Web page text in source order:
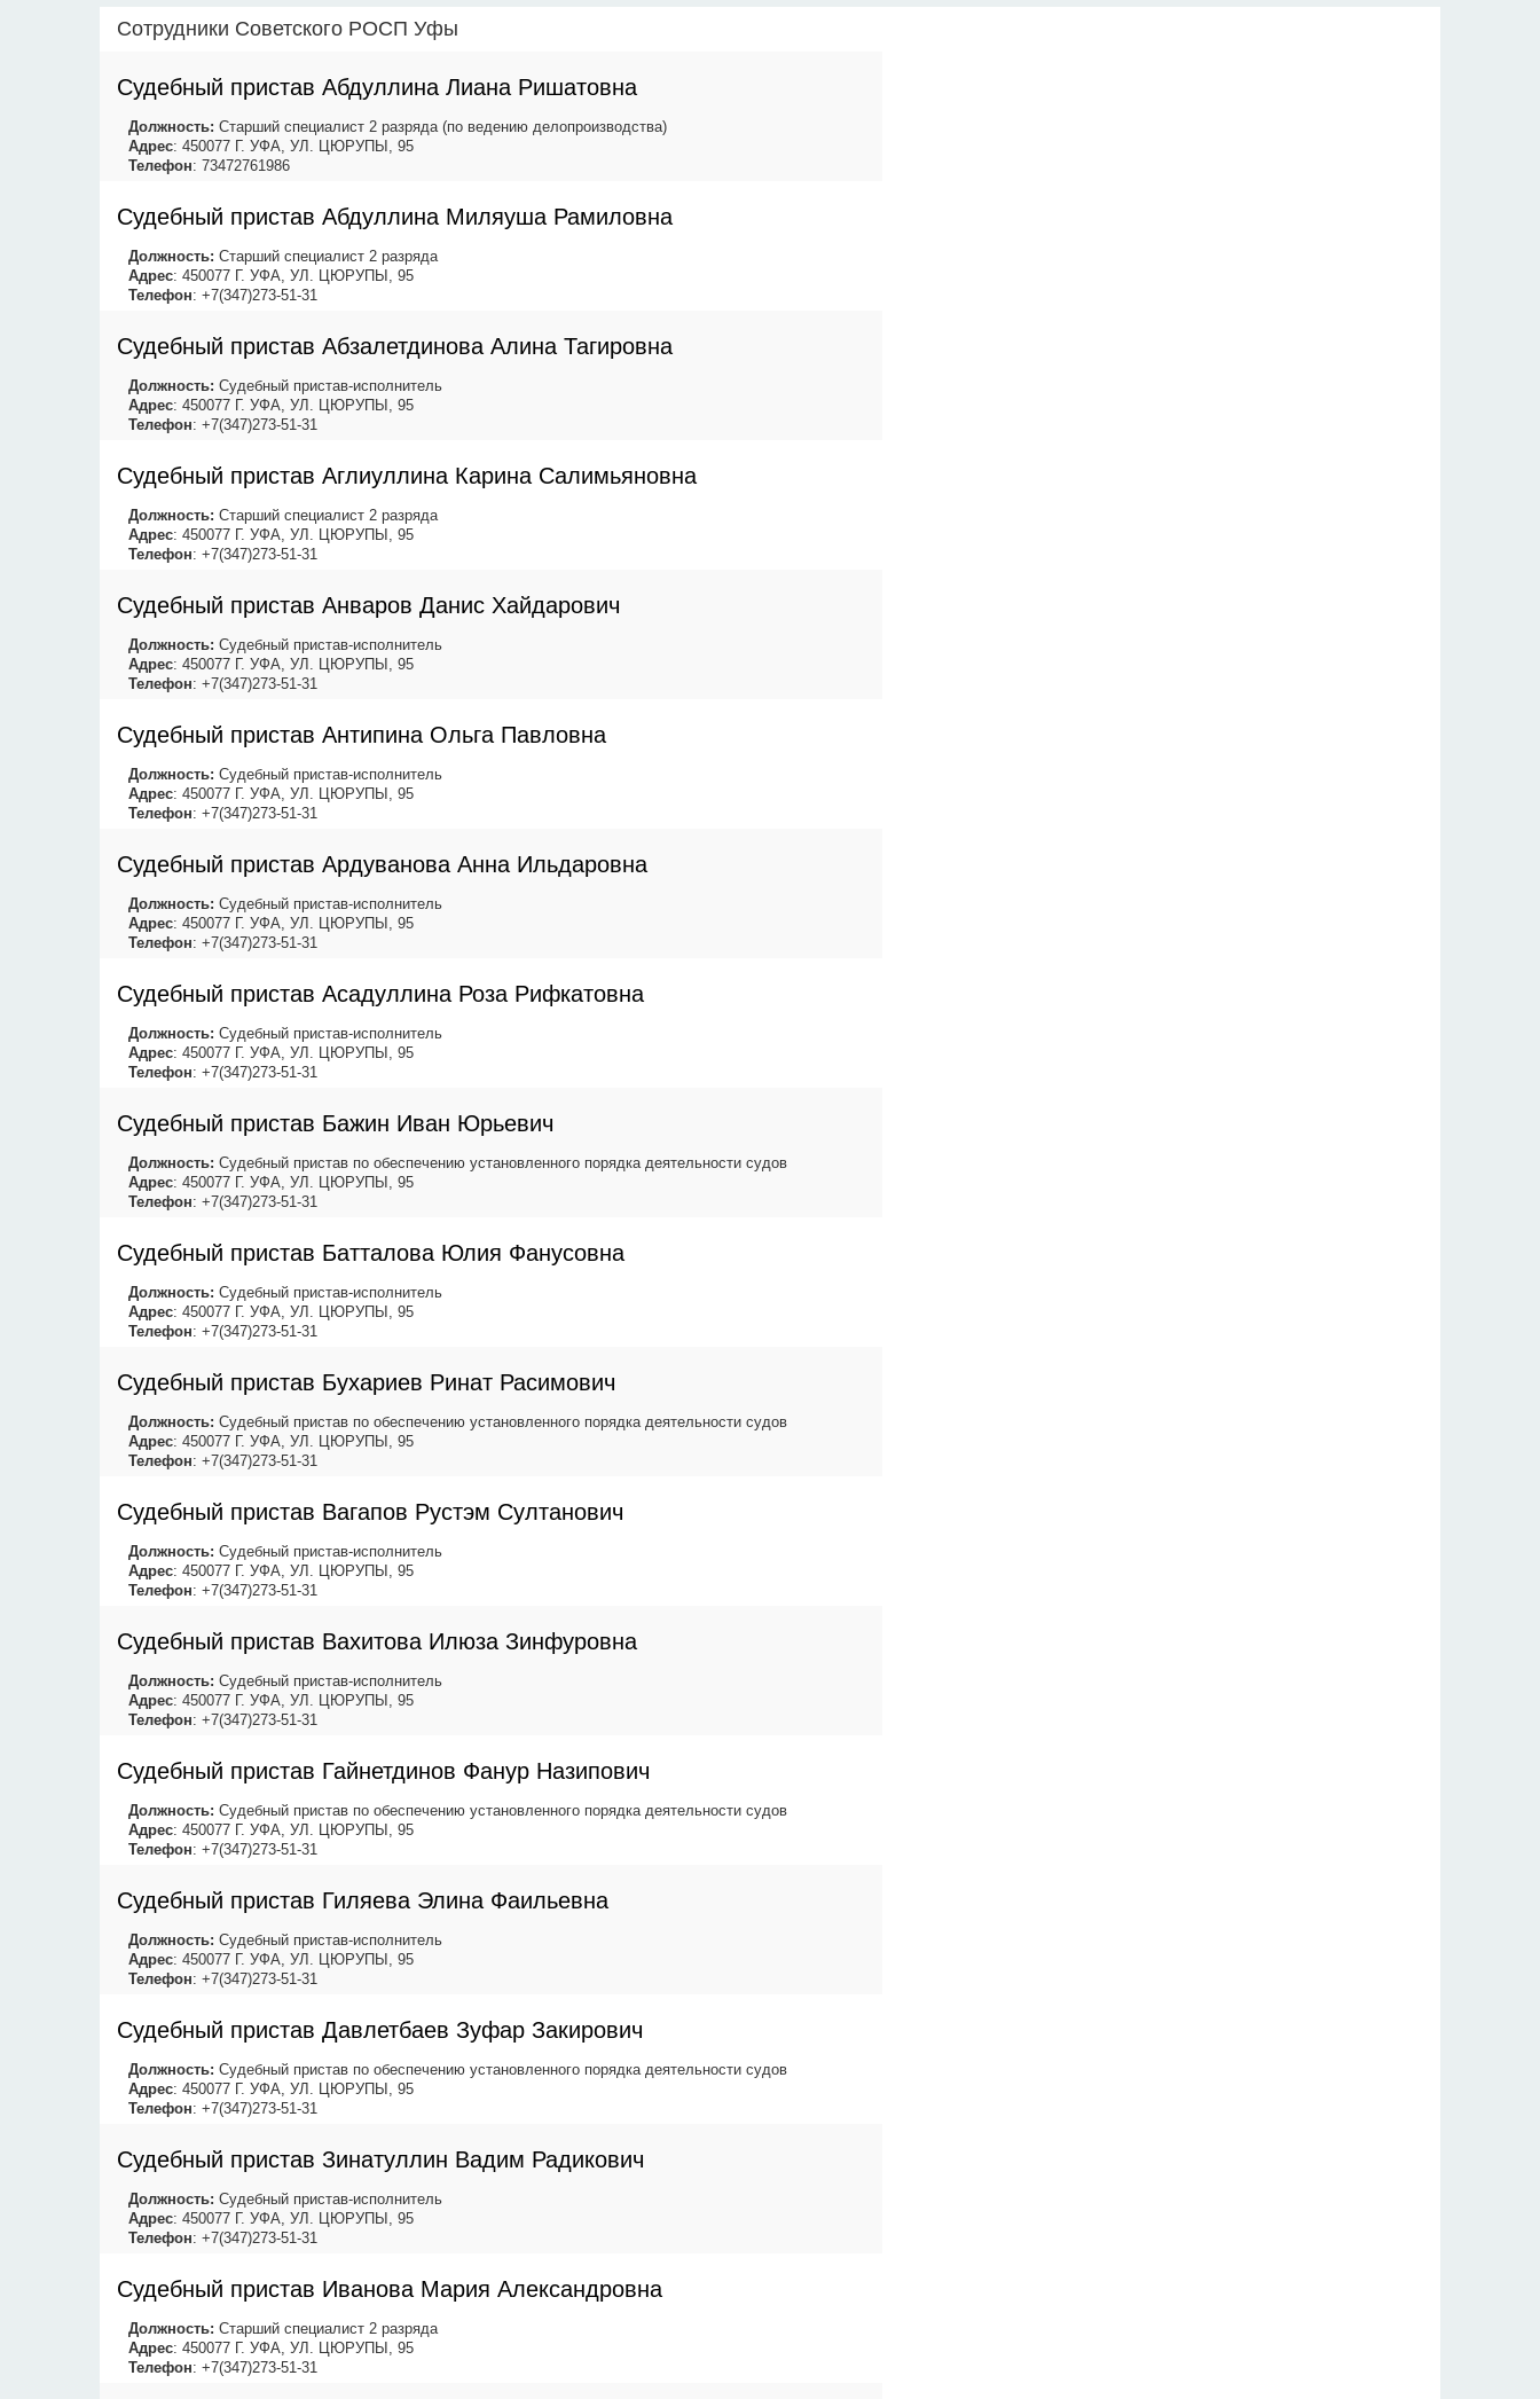
Сотрудники Советского РОСП Уфы
Судебный пристав Абдуллина Лиана Ришатовна
Должность: Старший специалист 2 разряда (по ведению делопроизводства)
Адрес: 450077 Г. УФА, УЛ. ЦЮРУПЫ, 95
Телефон: 73472761986
Судебный пристав Абдуллина Миляуша Рамиловна
Должность: Старший специалист 2 разряда
Адрес: 450077 Г. УФА, УЛ. ЦЮРУПЫ, 95
Телефон: +7(347)273-51-31
Судебный пристав Абзалетдинова Алина Тагировна
Должность: Судебный пристав-исполнитель
Адрес: 450077 Г. УФА, УЛ. ЦЮРУПЫ, 95
Телефон: +7(347)273-51-31
Судебный пристав Аглиуллина Карина Салимьяновна
Должность: Старший специалист 2 разряда
Адрес: 450077 Г. УФА, УЛ. ЦЮРУПЫ, 95
Телефон: +7(347)273-51-31
Судебный пристав Анваров Данис Хайдарович
Должность: Судебный пристав-исполнитель
Адрес: 450077 Г. УФА, УЛ. ЦЮРУПЫ, 95
Телефон: +7(347)273-51-31
Судебный пристав Антипина Ольга Павловна
Должность: Судебный пристав-исполнитель
Адрес: 450077 Г. УФА, УЛ. ЦЮРУПЫ, 95
Телефон: +7(347)273-51-31
Судебный пристав Ардуванова Анна Ильдаровна
Должность: Судебный пристав-исполнитель
Адрес: 450077 Г. УФА, УЛ. ЦЮРУПЫ, 95
Телефон: +7(347)273-51-31
Судебный пристав Асадуллина Роза Рифкатовна
Должность: Судебный пристав-исполнитель
Адрес: 450077 Г. УФА, УЛ. ЦЮРУПЫ, 95
Телефон: +7(347)273-51-31
Судебный пристав Бажин Иван Юрьевич
Должность: Судебный пристав по обеспечению установленного порядка деятельности судов
Адрес: 450077 Г. УФА, УЛ. ЦЮРУПЫ, 95
Телефон: +7(347)273-51-31
Судебный пристав Батталова Юлия Фанусовна
Должность: Судебный пристав-исполнитель
Адрес: 450077 Г. УФА, УЛ. ЦЮРУПЫ, 95
Телефон: +7(347)273-51-31
Судебный пристав Бухариев Ринат Расимович
Должность: Судебный пристав по обеспечению установленного порядка деятельности судов
Адрес: 450077 Г. УФА, УЛ. ЦЮРУПЫ, 95
Телефон: +7(347)273-51-31
Судебный пристав Вагапов Рустэм Султанович
Должность: Судебный пристав-исполнитель
Адрес: 450077 Г. УФА, УЛ. ЦЮРУПЫ, 95
Телефон: +7(347)273-51-31
Судебный пристав Вахитова Илюза Зинфуровна
Должность: Судебный пристав-исполнитель
Адрес: 450077 Г. УФА, УЛ. ЦЮРУПЫ, 95
Телефон: +7(347)273-51-31
Судебный пристав Гайнетдинов Фанур Назипович
Должность: Судебный пристав по обеспечению установленного порядка деятельности судов
Адрес: 450077 Г. УФА, УЛ. ЦЮРУПЫ, 95
Телефон: +7(347)273-51-31
Судебный пристав Гиляева Элина Фаильевна
Должность: Судебный пристав-исполнитель
Адрес: 450077 Г. УФА, УЛ. ЦЮРУПЫ, 95
Телефон: +7(347)273-51-31
Судебный пристав Давлетбаев Зуфар Закирович
Должность: Судебный пристав по обеспечению установленного порядка деятельности судов
Адрес: 450077 Г. УФА, УЛ. ЦЮРУПЫ, 95
Телефон: +7(347)273-51-31
Судебный пристав Зинатуллин Вадим Радикович
Должность: Судебный пристав-исполнитель
Адрес: 450077 Г. УФА, УЛ. ЦЮРУПЫ, 95
Телефон: +7(347)273-51-31
Судебный пристав Иванова Мария Александровна
Должность: Старший специалист 2 разряда
Адрес: 450077 Г. УФА, УЛ. ЦЮРУПЫ, 95
Телефон: +7(347)273-51-31